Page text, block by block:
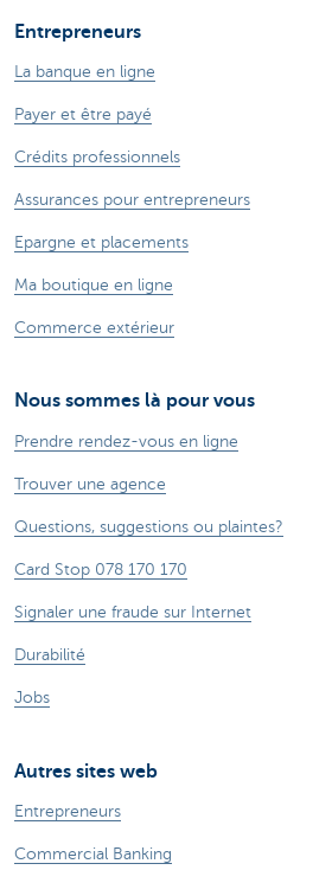
Entrepreneurs
La banque en ligne
Payer et être payé
Crédits professionnels
Assurances pour entrepreneurs
Epargne et placements
Ma boutique en ligne
Commerce extérieur
Nous sommes là pour vous
Prendre rendez-vous en ligne
Trouver une agence
Questions, suggestions ou plaintes?
Card Stop 078 170 170
Signaler une fraude sur Internet
Durabilité
Jobs
Autres sites web
Entrepreneurs
Commercial Banking